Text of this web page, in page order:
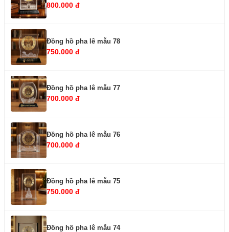
800.000 đ
Đồng hồ pha lê mẫu 78
750.000 đ
Đồng hồ pha lê mẫu 77
700.000 đ
Đồng hồ pha lê mẫu 76
700.000 đ
Đồng hồ pha lê mẫu 75
750.000 đ
Đồng hồ pha lê mẫu 74